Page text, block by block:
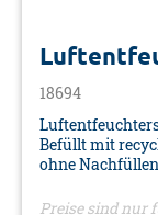
18694
Befüllt mit
ohne
Polyester•
Preise sind nur